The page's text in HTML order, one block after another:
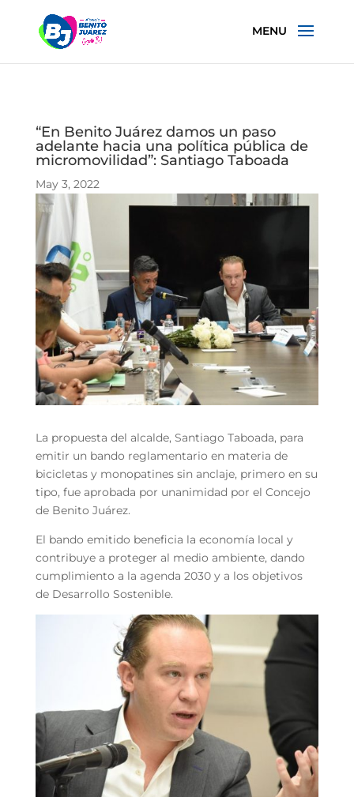
“En Benito Juárez damos un paso
adelante hacia una política pública de
micromovilidad”: Santiago Taboada
May 3, 2022
La propuesta del alcalde, Santiago Taboada, para
emitir un bando reglamentario en materia de
bicicletas y monopatines sin anclaje, primero en su
tipo, fue aprobada por unanimidad por el Concejo
de Benito Juárez.
El bando emitido beneficia la economía local y
contribuye a proteger al medio ambiente, dando
cumplimiento a la agenda 2030 y a los objetivos
de Desarrollo Sostenible.